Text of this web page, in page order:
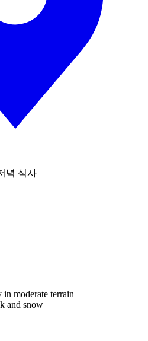
녁 식사
in moderate terrain
and snow